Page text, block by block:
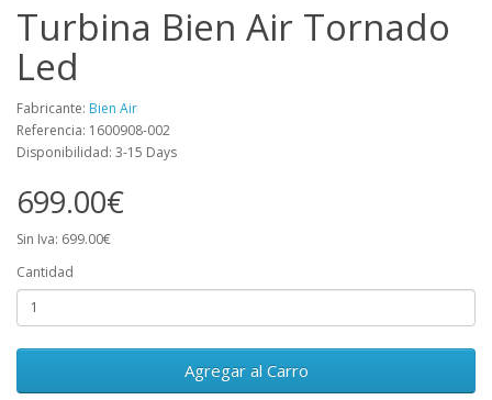
Turbina Bien Air Tornado
Led
Fabricante: Bien Air
Referencia: 1600908-002
Disponibilidad: 3-15 Days
699.00€
Sin Iva: 699.00€
Cantidad
Agregar al Carro